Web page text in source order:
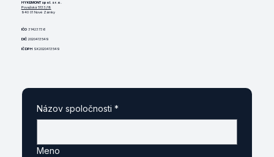
HYKEMONT spol. s r.o.
Považská 5133/18
940 01 Nové Zámky
IČO31423736
DIČ2020413549
IČ DPH SK2020413549
Názov spoločnosti *
Meno